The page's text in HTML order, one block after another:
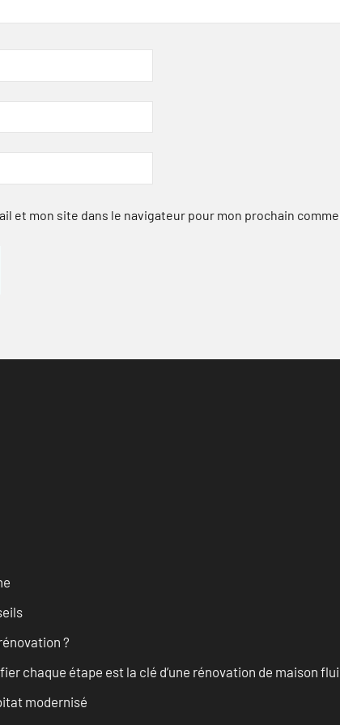
et mon site dans le navigateur pour mon prochain
?
chaque étape est la clé d’une rénovation de maison
modernisé